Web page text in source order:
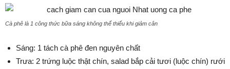
Cà phê là 1 công thức bữa sáng không thể thiếu khi giảm cân
Sáng: 1 tách cà phê đen nguyên chất
Trưa: 2 trứng luộc thật chín, salad bắp cải tươi (luộc chín) rưới